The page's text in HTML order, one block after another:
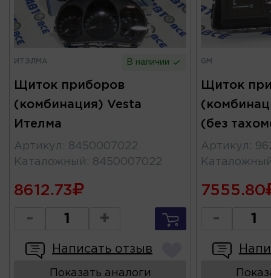
ИТЭЛМА В наличии
Щиток приборов
(комбинация) Vesta
Ителма
Артикул : 8450007022
Каталожный : 8450007022
8612.73
- +
Написать отзыв
Показать аналоги
GM
Щиток
(без
Артикул :
7555.80
-